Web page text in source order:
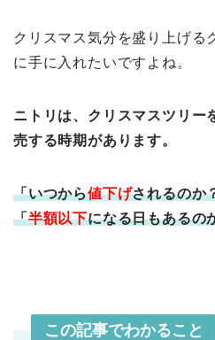
クリスマス気分を盛り上げる
に手に入れたいですよね。
ニトリは、クリスマスツリー
売する時期があります。
「いつから値下げされるのか
「半額以下になる日もあるの
この記事でわかること